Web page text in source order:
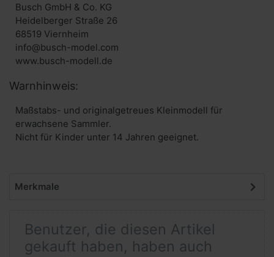
Busch GmbH & Co. KG
Heidelberger Straße 26
68519 Viernheim
info@busch-model.com
www.busch-modell.de
Warnhinweis:
Maßstabs- und originalgetreues Kleinmodell für
erwachsene Sammler.
Nicht für Kinder unter 14 Jahren geeignet.
Merkmale
Benutzer, die diesen Artikel
gekauft haben, haben auch